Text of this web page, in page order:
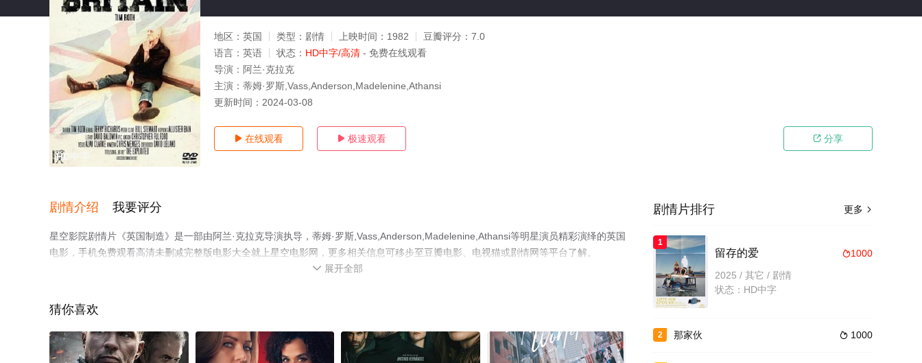
HD中字
地区： 英国 类型： 剧情 上映时间： 1982 豆瓣评分： 7.0
语言： 英语 状态： HD中字/高清 - 免费在线观看
导演： 阿兰·克拉克
主演： 蒂姆·罗斯,Vass,Anderson,Madelenine,Athansi
更新时间： 2024-03-08
 在线观看  极速观看  分享
剧情介绍 我要评分
星空影院剧情片《英国制造》是一部由阿兰·克拉克导演执导，蒂姆·罗斯,Vass,Anderson,Madelenine,Athansi等明星演员精彩演绎的英国
电影，手机免费观看高清未删减完整版电影大全就上星空电影网，更多相关信息可移步至豆瓣电影、电视猫或剧情网等平台了解。
 展开全部
猜你喜欢
更多 
剧情片排行
1
1000
留存的爱
2025 / 其它 / 剧情
状态：HD中字
2  1000
那家伙